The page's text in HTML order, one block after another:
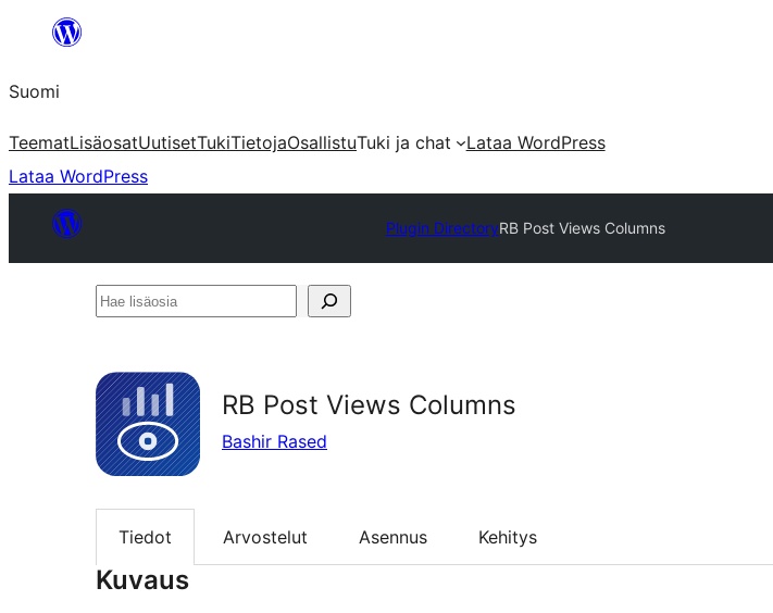
Suomi
TeematLisäosatUutisetTukiTietojaOsallistuTuki ja chat
Lataa WordPress
Lataa WordPress
Plugin DirectoryRB Post Views Columns
Hae
RB Post Views Columns
Bashir Rased
Tiedot Arvostelut Asennus Kehitys
Kuvaus